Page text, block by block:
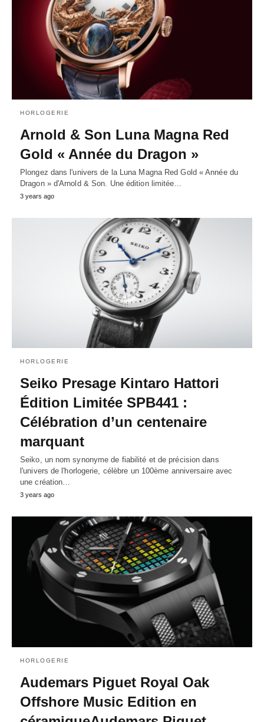
HORLOGERIE
Arnold & Son Luna Magna Red
Gold « Année du Dragon »
Plongez dans l'univers de la Luna Magna Red Gold « Année du
Dragon » d'Arnold & Son. Une édition limitée…
3 years ago
HORLOGERIE
Seiko Presage Kintaro Hattori
Édition Limitée SPB441 :
Célébration d’un centenaire
marquant
Seiko, un nom synonyme de fiabilité et de précision dans
l'univers de l'horlogerie, célèbre un 100ème anniversaire avec
une création…
3 years ago
HORLOGERIE
Audemars Piguet Royal Oak
Offshore Music Edition en